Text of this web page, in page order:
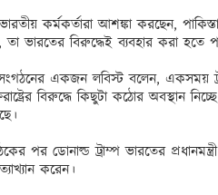
কর্মকর্তারা আশঙ্কা করছেন,
ভারতের বিরুদ্ধেই ব্যবহার করা হতে
সংগঠনের একজন লবিস্ট বলেন, একসময়
বিরুদ্ধে কিছুটা কঠোর অবস্থান
পর ডোনাল্ড ট্রাম্প ভারতের
করেন।